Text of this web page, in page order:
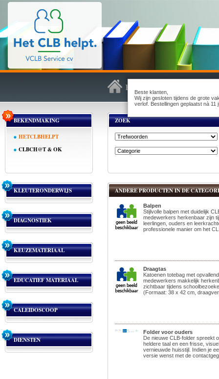
Beste klanten,
Wij zijn gesloten tijdens de grote
verlof. Bestellingen geplaatst nà
BEKENDMAKING
HETCLBHELPT
CLBCH@T & OK
KLEUTERONDERWIJS
DIAGNOSTIEK
KEUZEMATERIAAL
EDUCATIEF MATERIAAL
CALEIDOSCOOP
DIENSTEN
ZOEK
ANDERE PRODUCTEN IN DE
Balpen
Stijlvolle balpen met duidelijk
medewerkers herkenbaar zijn
leerlingen, ouders en
professionele manier om het
Draagtas
Katoenen totebag met
medewerkers makkelijk
zichtbaar tijdens
(Formaat: 38 x 42 cm,
Folder voor ouders
De nieuwe CLB-folder spreekt
heldere taal en een frisse,
vernieuwde huisstijl. Indien je
versie wenst met de